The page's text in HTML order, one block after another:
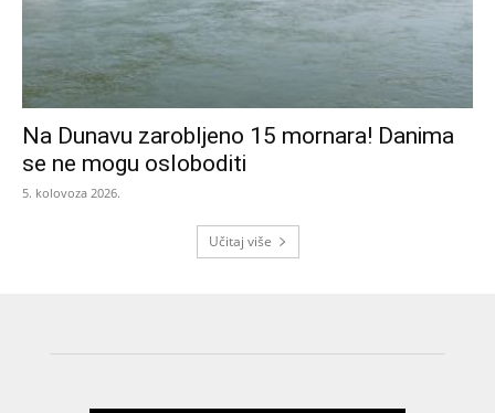
Na Dunavu zarobljeno 15 mornara! Danima
se ne mogu osloboditi
5. kolovoza 2026.
Učitaj više